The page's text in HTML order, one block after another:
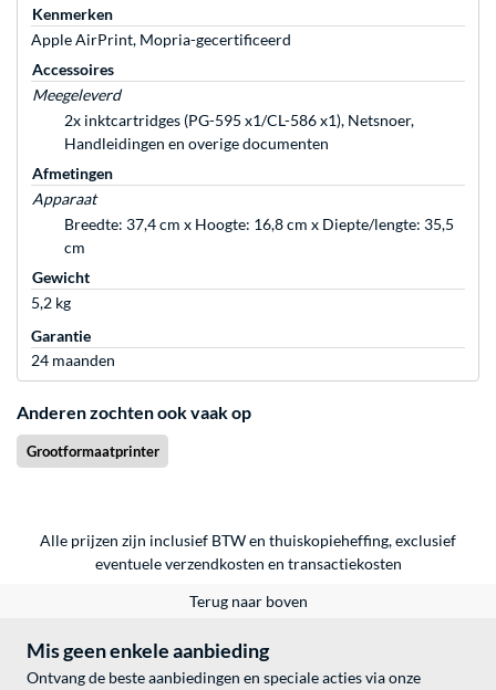
Kenmerken
Apple AirPrint, Mopria-gecertificeerd
Accessoires
Meegeleverd
2x inktcartridges (PG-595 x1/CL-586 x1), Netsnoer,
Handleidingen en overige documenten
Afmetingen
Apparaat
Breedte: 37,4 cm x Hoogte: 16,8 cm x Diepte/lengte: 35,5
cm
Gewicht
5,2 kg
Garantie
24 maanden
Anderen zochten ook vaak op
Grootformaatprinter
Alle prijzen zijn inclusief BTW en thuiskopieheffing, exclusief
eventueleverzendkosten en transactiekosten
Terug naar boven
Mis geen enkele aanbieding
Ontvang de beste aanbiedingen en speciale acties via onze